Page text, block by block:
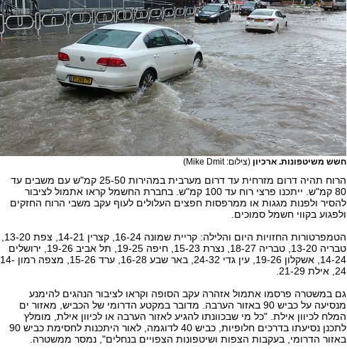
חשש משיטפונות. ארכיון (צילום: Mike Dmit)
הרוח תהיה דרום מזרחית עד דרום מערבית במהירות 25-50 קמ"ש עם משבים עד
80 קמ"ש. ייתכנו פרצי רוח עד 100 קמ"ש. בחברת החשמל קראו אתמול לציבור
להסיר ולפנות מגגות או ממרפסות חפצים העלולים לעוף עקב משבי הרוח החזקים
ולפגוע בקווי חשמל סמוכים.
טבריה 13-20, טבריה 18-27, נצרת 15-23, חיפה 19-25, תל אביב 19-26, ירושלים
14-24, אשקלון 19-26, עין גדי 24-32, באר שבע 16-28, ערד 15-26, מצפה רמון 14-
24, אילת 21-29.
גם במשטרה פרסמו אתמול אזהרה עקב הסופה וקראו לציבור הנהגים להימנע
מנסיעה על כביש 90 באזור הערבה. מדובר במקטע הדרומי של הכביש, מאזור ים
המלח לכיוון אילת. "כל מי שבכוונתו להגיע לאזור הערבה או לכיוון אילת, מומלץ
לתכנן נסיעתו בדרכים חלופיות, כביש 40 לדוגמה, לאור היתכנות לחסימת כביש 90
באזור הדרומי, בעקבות הצפות ושיטפונות הצפויים בנחלים", נמסר ממשטרה.